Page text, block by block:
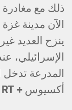
الآن مدينة
ينزح العديد
الإسرائيلي،
المدرعة تدخل
أكسيوس + RT